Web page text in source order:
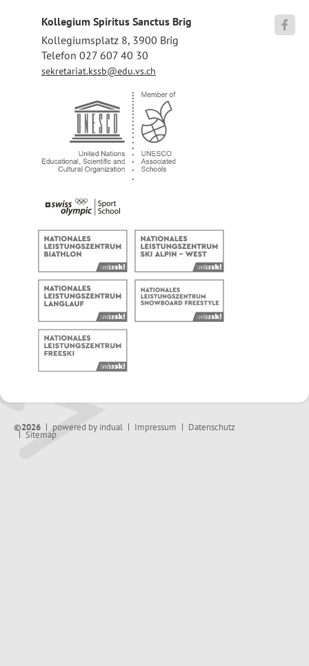
Kollegium Spiritus Sanctus Brig
Kollegiumsplatz 8, 3900 Brig
Telefon 027 607 40 30
sekretariat.kssb@edu.vs.ch

©2026 powered by indual Impressum Datenschutz
Sitemap